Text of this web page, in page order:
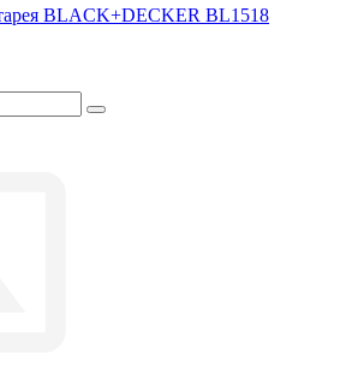
BLACK+DECKER BL1518